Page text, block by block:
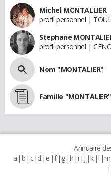
Michel MONTALLIER
profil personnel |
Stephane
profil personnel |
Nom "MONTALIER"
Famille "MONTALIER"
Annuaire
a b c d e f g h i j k l m